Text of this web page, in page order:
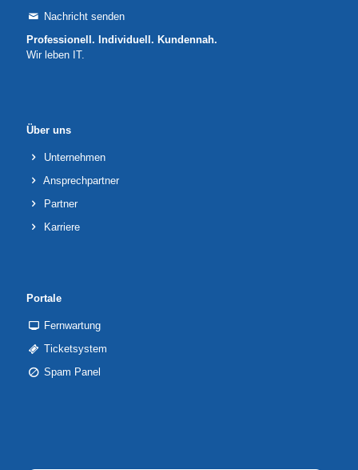
Nachricht senden
Professionell. Individuell. Kundennah.
Wir leben IT.
Über uns
Unternehmen
Ansprechpartner
Partner
Karriere
Portale
Fernwartung
Ticketsystem
Spam Panel